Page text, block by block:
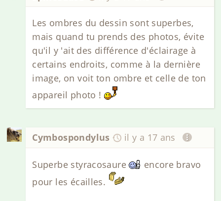
Les ombres du dessin sont superbes,
mais quand tu prends des photos, évite
qu'il y 'ait des différence d'éclairage à
certains endroits, comme à la dernière
image, on voit ton ombre et celle de ton
appareil photo !
Cymbospondylus il y a 17 ans
Superbe styracosaure
encore bravo
pour les écailles.